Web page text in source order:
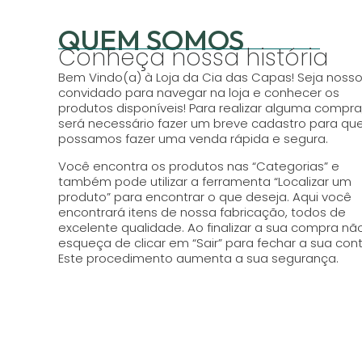
QUEM SOMOS
Conheça nossa história
Bem Vindo(a) à Loja da Cia das Capas! Seja nosso
convidado para navegar na loja e conhecer os
produtos disponíveis! Para realizar alguma
será necessário fazer um breve cadastro para
possamos fazer uma venda rápida e segura.
Você encontra os produtos nas “Categorias” e
também pode utilizar a ferramenta “Localizar um
produto” para encontrar o que deseja. Aqui você
encontrará itens de nossa fabricação, todos de
excelente qualidade. Ao finalizar a sua compra
esqueça de clicar em “Sair” para fechar a sua
Este procedimento aumenta a sua segurança.